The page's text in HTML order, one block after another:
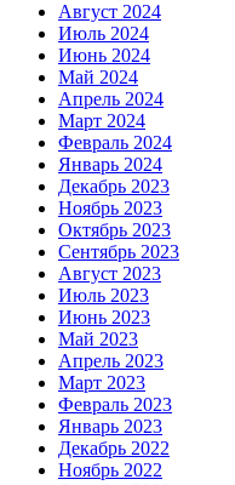
Август 2024
Июль 2024
Июнь 2024
Май 2024
Апрель 2024
Март 2024
Февраль 2024
Январь 2024
Декабрь 2023
Ноябрь 2023
Октябрь 2023
Сентябрь 2023
Август 2023
Июль 2023
Июнь 2023
Май 2023
Апрель 2023
Март 2023
Февраль 2023
Январь 2023
Декабрь 2022
Ноябрь 2022